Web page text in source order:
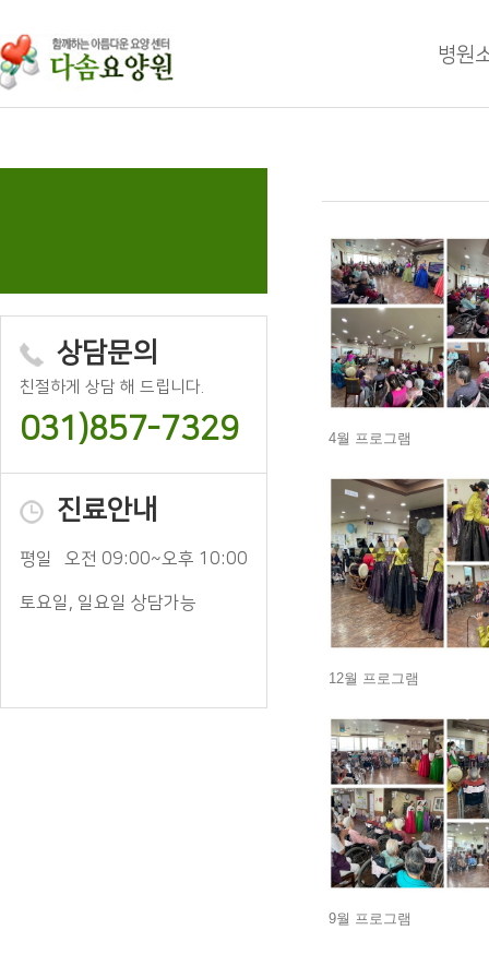
병원
상담문의
친절하게 상담 해 드립니다.
031)857-7329
진료안내
평일 오전 09:00~오후 10:00
토요일, 일요일 상담가능
4월 프로그램
12월 프로그램
9월 프로그램